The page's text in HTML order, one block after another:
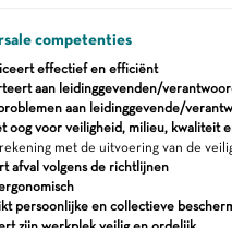
competenties
effectief en efficiënt
aan leidinggevenden/
aan leidinggevende/
oog voor veiligheid, milieu, kwaliteit
met de uitvoering van de
afval volgens de richtlijnen
persoonlijke en collectieve